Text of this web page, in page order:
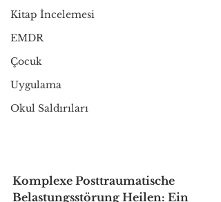
Kitap İncelemesi
EMDR
Çocuk
Uygulama
Okul Saldırıları
Komplexe Posttraumatische
Belastungsstörung Heilen: Ein